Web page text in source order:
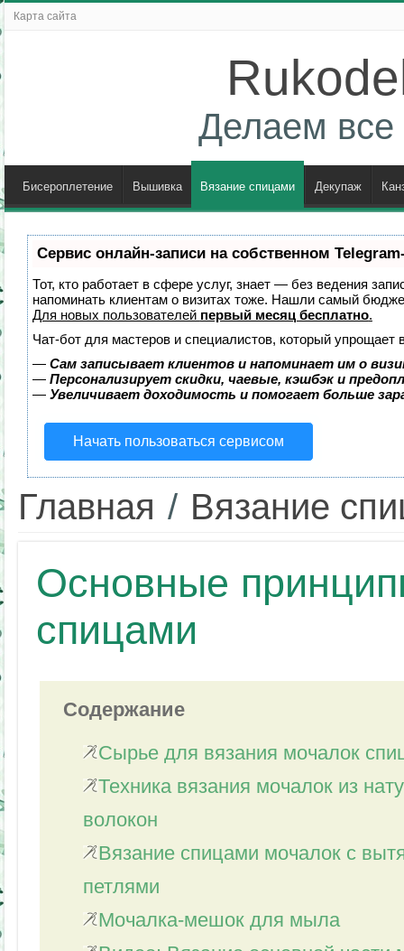
Карта сайта
Делаем все
Бисероплетение Вышивка Вязание спицами Декупаж
Сервис онлайн-записи на собственном
Тот, кто работает в сфере услуг, знает — без ведения
напоминать клиентам о визитах тоже. Нашли самый
Для новых пользователей первый месяц бесплатно.
Чат-бот для мастеров и специалистов, который упрощает
— Сам записывает клиентов и напоминает им о
— Персонализирует скидки, чаевые, кэшбэк и
— Увеличивает доходимость и помогает больше
Начать пользоваться сервисом
Главная / Вязание
Основные
спицами
Содержание
Сырье для вязания мочалок
Техника вязания мочалок из
волокон
Вязание спицами мочалок с
петлями
Мочалка-мешок для мыла